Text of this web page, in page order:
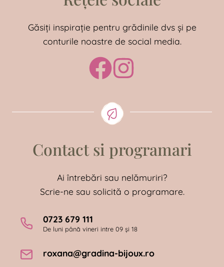
Găsiți inspirație pentru grădinile dvs și pe
conturile noastre de social media.
Contact si programari
Ai întrebări sau nelămuriri?
Scrie-ne sau solicită o programare.
0723 679 111
De luni până vineri intre 09 și 18
roxana@gradina-bijoux.ro